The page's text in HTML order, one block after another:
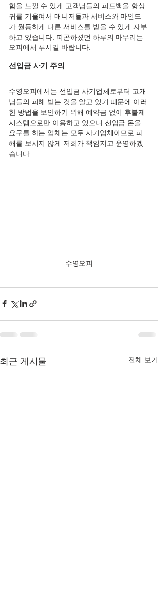
함을 느낄 수 있게 고객님들의 피드백을 항상
귀를 기울여서 매니저들과 서비스와 마인드
가 월등하게 다른 서비스를 받을 수 있게 자부
하고 있습니다. 피곤하셨던 하루의 마무리는
오피에서 푸시길 바랍니다.
선입금 사기 주의
수영 오피에서는 선입금 사기업체로부터 고개
님들의 피해 받는 것을 알고 있기 때문에 이러
한 방법을 보안하기 위해 예약금 없이 후불제
시스템으로만 이용하고 있으니 선입금 돈을
요구를 하는 업체는 모두 사기업체이므로 피
해를 보시지 않게 저희가 책임지고 운영하겠
습니다.
수영오피
최근 게시물 전체 보기